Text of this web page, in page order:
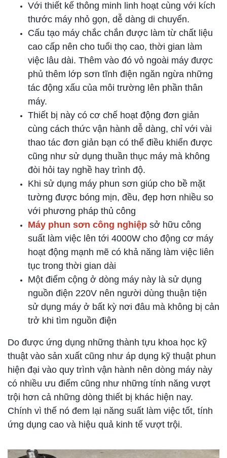
Với thiết kế thông minh linh hoạt cùng với kích
thước máy nhỏ gọn, dễ dàng di chuyển.
Cấu tạo máy chắc chắn được làm từ chất liệu
cao cấp nên cho tuổi thọ cao, thời gian làm
việc lâu dài. Thêm vào đó vỏ ngoài máy được
phủ thêm lớp sơn tĩnh điện ngăn ngừa những
tác động xấu của môi trường lên phần thân
máy.
Thiết bị này có cơ chế hoạt động đơn giản
cùng cách thức vận hành dễ dàng, chỉ với vài
thao tác đơn giản bạn có thể điều khiển được
cũng như sử dụng thuần thục máy mà không
đòi hỏi tay nghề hay trình độ.
Khi sử dụng máy phun sơn giúp cho bề mặt
tường được bóng mịn, đều, đẹp hơn nhiều so
với phương pháp thủ công
Máy phun sơn công nghiệp sở hữu công
suất làm việc lên tới 4000W cho động cơ máy
hoạt động mạnh mẽ có khả năng làm việc liên
tục trong thời gian dài
Một điểm cộng ở dòng máy này là sử dụng
nguồn điện 220V nên người dùng thuận tiện
sử dụng máy ở bất kỳ nơi đâu mà không bị cản
trở khi tìm nguồn điện
Do được ứng dụng những thành tựu khoa học kỹ
thuật vào sản xuất cũng như áp dụng kỹ thuật phun
hiện đại vào quy trình vận hành nên dòng máy này
có nhiều ưu điểm cũng như những tính năng vượt
trội hơn cả những dòng thiết bị khác hiện nay.
Chính vì thế nó đem lại năng suất làm việc tốt, tính
ứng dụng cao và hiệu quả kinh tế vượt trội.